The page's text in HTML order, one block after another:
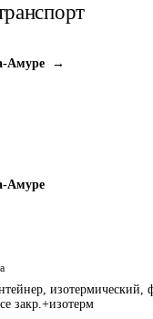
Амуре →
Амуре
изотермический,
закр.+изотерм